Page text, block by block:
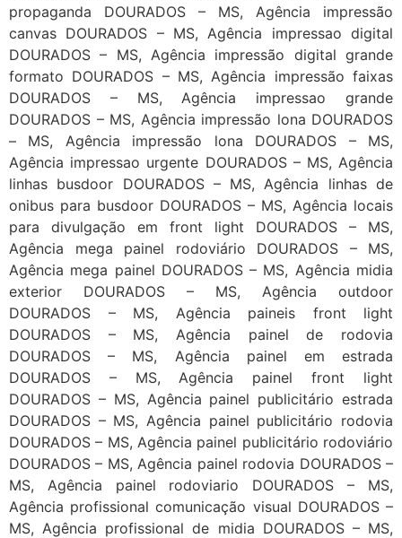
propaganda DOURADOS – MS, Agência impressão
canvas DOURADOS – MS, Agência impressao digital
DOURADOS – MS, Agência impressão digital grande
formato DOURADOS – MS, Agência impressão faixas
DOURADOS – MS, Agência impressao grande
DOURADOS – MS, Agência impressão lona DOURADOS
– MS, Agência impressão lona DOURADOS – MS,
Agência impressao urgente DOURADOS – MS, Agência
linhas busdoor DOURADOS – MS, Agência linhas de
onibus para busdoor DOURADOS – MS, Agência locais
para divulgação em front light DOURADOS – MS,
Agência mega painel rodoviário DOURADOS – MS,
Agência mega painel DOURADOS – MS, Agência midia
exterior DOURADOS – MS, Agência outdoor
DOURADOS – MS, Agência paineis front light
DOURADOS – MS, Agência painel de rodovia
DOURADOS – MS, Agência painel em estrada
DOURADOS – MS, Agência painel front light
DOURADOS – MS, Agência painel publicitário estrada
DOURADOS – MS, Agência painel publicitário rodovia
DOURADOS – MS, Agência painel publicitário rodoviário
DOURADOS – MS, Agência painel rodovia DOURADOS –
MS, Agência painel rodoviario DOURADOS – MS,
Agência profissional comunicação visual DOURADOS –
MS, Agência profissional de midia DOURADOS – MS,